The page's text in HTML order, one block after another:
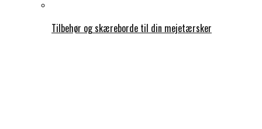
Tilbehør og skæreborde til din mejetærsker